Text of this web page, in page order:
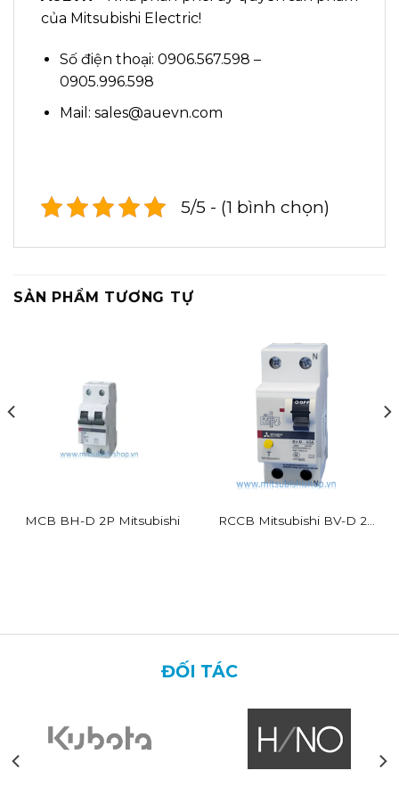
của Mitsubishi Electric!
Số điện thoại: 0906.567.598 –
0905.996.598
Mail: sales@auevn.com
5/5 - (1 bình chọn)
SẢN PHẨM TƯƠNG TỰ
MCB BH-D 2P Mitsubishi
RCCB Mitsubishi BV-D 2P
ĐỐI TÁC